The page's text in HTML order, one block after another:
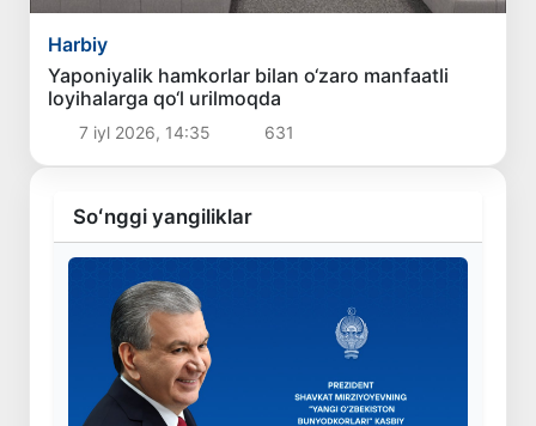
Harbiy
Yaponiyalik hamkorlar bilan o‘zaro manfaatli
loyihalarga qo‘l urilmoqda
7 iyl 2026, 14:35 631
Soʻnggi yangiliklar